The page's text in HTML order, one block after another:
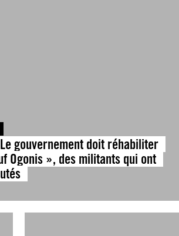
gouvernement doit réhabiliter
Ogonis », des militants qui ont